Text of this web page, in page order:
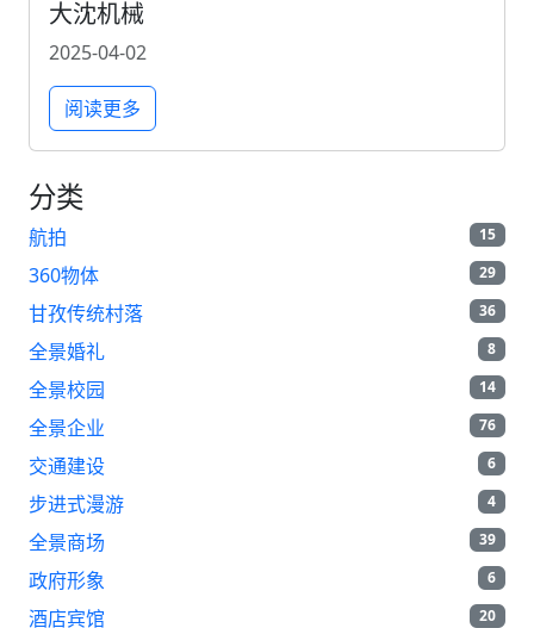
大沈机械
2025-04-02
阅读更多
分类
航拍 15
360物体 29
甘孜传统村落 36
全景婚礼 8
全景校园 14
全景企业 76
交通建设 6
步进式漫游 4
全景商场 39
政府形象 6
酒店宾馆 20